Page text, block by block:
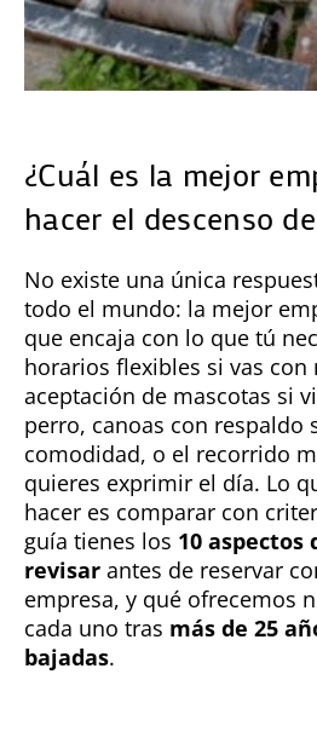
¿Cuál es la mejor
hacer el descenso
No existe una única
todo el mundo: la mejor
que encaja con lo que tú
horarios flexibles si vas con
aceptación de mascotas si
perro, canoas con respaldo
comodidad, o el recorrido
quieres exprimir el día. Lo
hacer es comparar con
guía tienes los 10 aspectos
revisar antes de reservar
empresa, y qué ofrecemos
cada uno tras más de 25
bajadas.